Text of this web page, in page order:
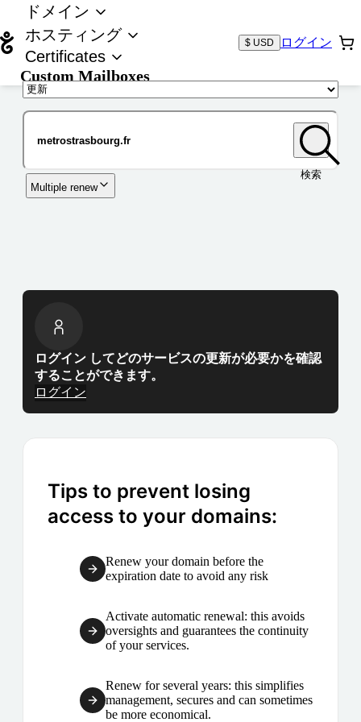
ドメイン
ホスティング
Certificates
Custom Mailboxes
$ USD ログイン
検索
Multiple renew
ログイン してどのサービスの更新が必要かを確認
することができます。
ログイン
Tips to prevent losing
access to your domains:
Renew your domain before the
expiration date to avoid any risk
Activate automatic renewal: this avoids
oversights and guarantees the continuity
of your services.
Renew for several years: this simplifies
management, secures and can sometimes
be more economical.